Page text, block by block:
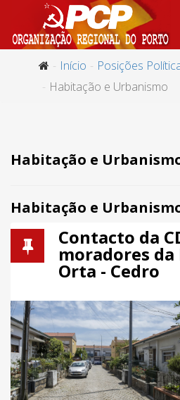
Início
Posições
Habitação e Urbanismo
Habitação e
Habitação e
Contacto da
moradores da
Orta - Cedro